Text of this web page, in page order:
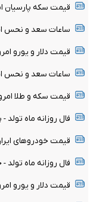
قیمت سکه پارسیان امروز
ساعات سعد و نحس امروز
قیمت دلار و یورو امروز جمعه ۱۶
ساعات سعد و نحس امروز جمعه
قیمت سکه و طلا امروز جمعه ۱۶
فال روزانه ماه تولد - پنجشنبه
قیمت خودرو‌های ایران خودرو
فال روزانه ماه تولد - جمعه ۱۶
قیمت دلار و یورو امروز پنجشنبه